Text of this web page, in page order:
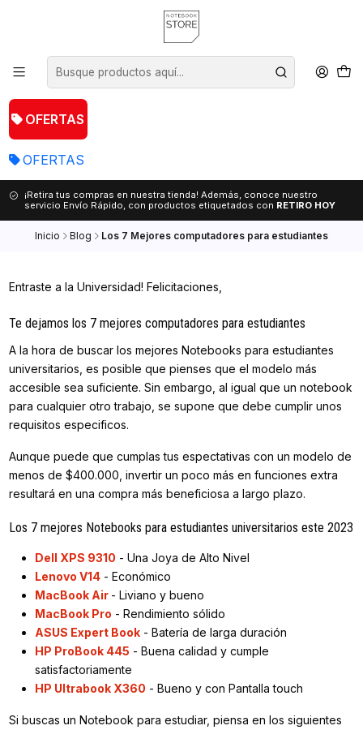
OFERTAS
OFERTAS
¡Retira tus compras en nuestra tienda! Además, conoce nuestro
servicio Envío Rápido, con productos etiquetados con RETIRO HOY
Inicio Blog Los 7 Mejores computadores para estudiantes
Entraste a la Universidad! Felicitaciones,
Te dejamos los 7 mejores computadores para estudiantes
A la hora de buscar los mejores Notebooks para estudiantes
universitarios, es posible que pienses que el modelo más
accesible sea suficiente. Sin embargo, al igual que un notebook
para cualquier otro trabajo, se supone que debe cumplir unos
requisitos especificos.
Aunque puede que cumplas tus espectativas con un modelo de
menos de $400.000, invertir un poco más en funciones extra
resultará en una compra más beneficiosa a largo plazo.
Los 7 mejores Notebooks para estudiantes universitarios este 2023
Dell XPS 9310 - Una Joya de Alto Nivel
Lenovo V14- Económico
MacBook Air - Liviano y bueno
MacBook Pro - Rendimiento sólido
ASUS Expert Book - Batería de larga duración
HP ProBook 445 - Buena calidad y cumple
satisfactoriamente
HP Ultrabook X360 - Bueno y con Pantalla touch
Si buscas un Notebook para estudiar, piensa en los siguientes